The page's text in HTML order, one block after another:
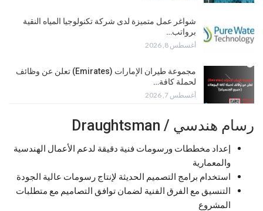
شواغر عمل متميزة لدى شركة تكنولوجيا المياه النقية
برواتب…
أغسطس 8, 2026
مجموعة طيران الإمارات (Emirates) تعلن عن وظائف
لحملة كافة…
أغسطس 7, 2026
رسام هندسي / Draughtsman
إعداد مخططات ورسومات فنية دقيقة لدعم الأعمال الهندسية
والمعمارية
استخدام برامج التصميم الحديثة لإنتاج رسومات عالية الجودة
التنسيق مع الفرق الفنية لضمان توافق التصاميم مع متطلبات
المشروع